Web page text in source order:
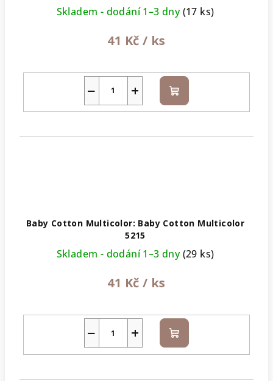
Skladem - dodání 1–3 dny(17 ks)
41 Kč / ks
+
− Do
košíku
Baby Cotton Multicolor: Baby Cotton Multicolor
5215
Skladem - dodání 1–3 dny(29 ks)
41 Kč / ks
+
− Do
košíku